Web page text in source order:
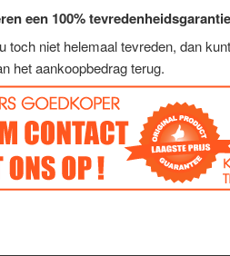
een 100%
toch niet helemaal tevreden, dan
het aankoopbedrag terug.